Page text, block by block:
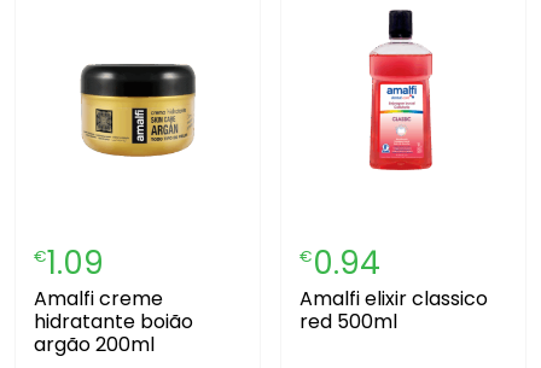
€1.09
amalfi creme
hidratante boião
argão 200ml
€0.94
amalfi elixir classico
red 500ml